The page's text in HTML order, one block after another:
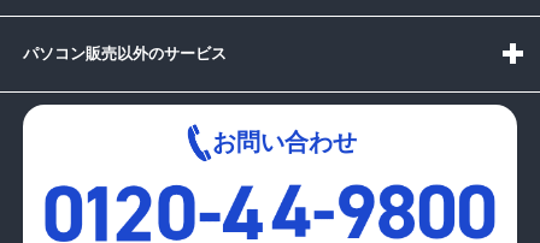
パソコン販売以外のサービス
お問い合わせ